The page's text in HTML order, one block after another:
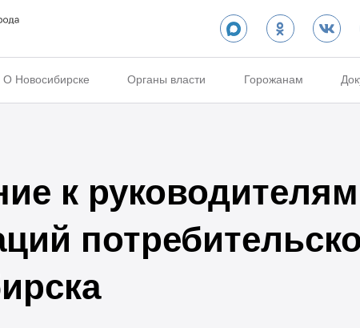
О Новосибирске Органы власти Горожанам
к